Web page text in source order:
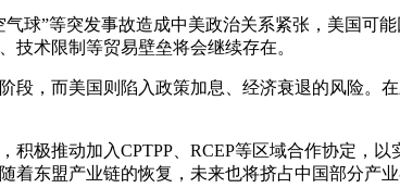
气球”等突发事故造成中美政治关系紧张，美国可
技术限制等贸易壁垒将会继续存在。
段，而美国则陷入政策加息、经济衰退的风险。
积极推动加入CPTPP、RCEP等区域合作协定，
东盟产业链的恢复，未来也将挤占中国部分产业